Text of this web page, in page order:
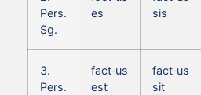
Pers.
Sg.
es
sis
3.
Pers.
fact‑us
est
fact‑us
sit